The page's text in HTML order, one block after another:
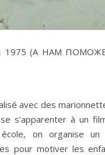
, 1975 (А НАМ
avec des
s’apparenter à un
on organise un
pour motiver les